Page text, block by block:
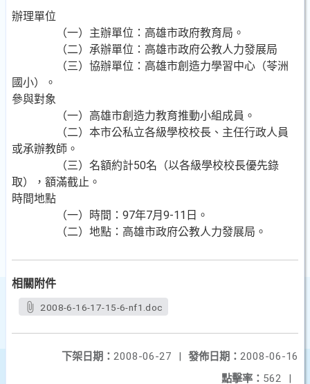
辦理單位
（一）主辦單位：高雄市政府教育局。
（二）承辦單位：高雄市政府公教人力發展局
（三）協辦單位：高雄市創造力學習中心（苓洲
國小）。
參與對象
（一）高雄市創造力教育推動小組成員。
（二）本市公私立各級學校校長、主任行政人員
或承辦教師。
（三）名額約計50名（以各級學校校長優先錄
取），額滿截止。
時間地點
（一）時間：97年7月9-11日。
（二）地點：高雄市政府公教人力發展局。
相關附件
2008-6-16-17-15-6-nf1.doc
發佈日期： 2008-06-16
下架日期： 2008-06-27
|
點擊率： 562 |